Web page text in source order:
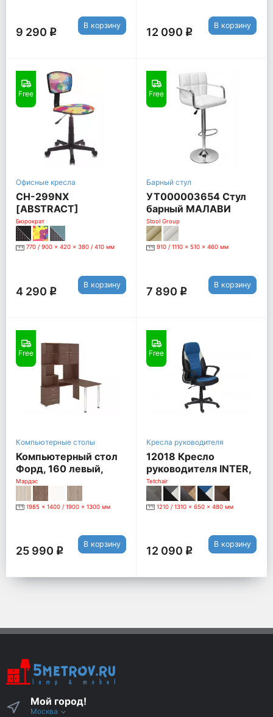
9 290 q
В корзину
12 090 q
В корзину
Free
Офисные кресла
CH-299NX
[ABSTRACT]
Бюрократ
770 / 900 x 420 x 380 / 410 мм
4 290 q
В корзину
Free
Барный стул
УТ000003654 Стул
барный МАЛАВИ
NEW [Белый,
искусственная кожа]
Stool Group
910 / 1110 x 510 x 460 мм
7 890 q
В корзину
Free
Компьютерные столы
Компьютерный стол
Форд, 160 левый,
шамони
Мэрдэс
1985 x 1400 / 1900 x 1300 мм
25 990 q
В корзину
Free
Кресла руководителя
12018 Кресло
руководителя INTER,
черный/синий/серый
Tetchair
1210 / 1310 x 650 x 480 мм
12 090 q
В корзину
Мой город!
Москва